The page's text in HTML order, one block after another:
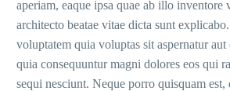
aperiam, eaque ipsa quae ab illo inventore
architecto beatae vitae dicta sunt
voluptatem quia voluptas sit aspernatur
quia consequuntur magni dolores eos qui
sequi nesciunt. Neque porro quisquam